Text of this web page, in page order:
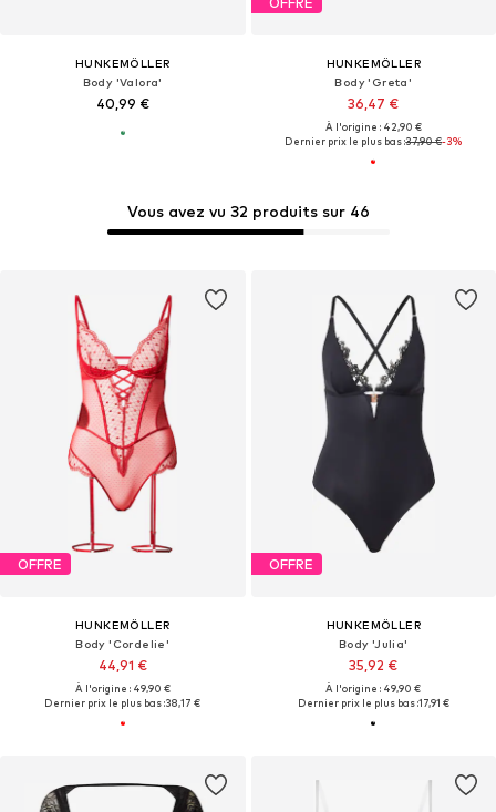
HUNKEMÖLLER
Body 'Valora'
40,99 €
HUNKEMÖLLER
Body 'Greta'
36,47 €
À l'origine : 42,90 €
Dernier prix le plus bas :37,90 €-3%
Vous avez vu 32 produits sur 46
OFFRE
HUNKEMÖLLER
Body 'Cordelie'
44,91 €
À l'origine : 49,90 €
Dernier prix le plus bas :38,17 €
OFFRE
HUNKEMÖLLER
Body 'Julia'
35,92 €
À l'origine : 49,90 €
Dernier prix le plus bas :17,91 €